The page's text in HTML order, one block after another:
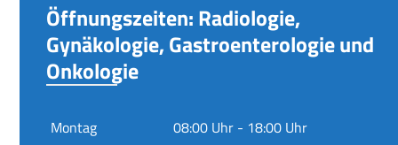
Öffnungszeiten: Radiologie,
Gynäkologie, Gastroenterologie und
Onkologie
Montag
08:00 Uhr - 18:00 Uhr